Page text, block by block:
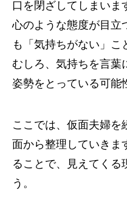
口を閉ざしてしまいま
心のような態度が目立
も「気持ちがない」こ
むしろ、気持ちを言葉
姿勢をとっている可能
ここでは、仮面夫婦を
面から整理していきま
ることで、見えてくる
う。